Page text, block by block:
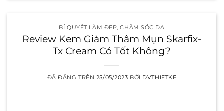
BÍ QUYẾT LÀM ĐẸP ,CHĂM SÓC DA
Review Kem Giảm Thâm Mụn Skarfix-
Tx Cream Có Tốt Không?
ĐÃ ĐĂNG TRÊN 25/05/2023 BỞI DVTHIETKE